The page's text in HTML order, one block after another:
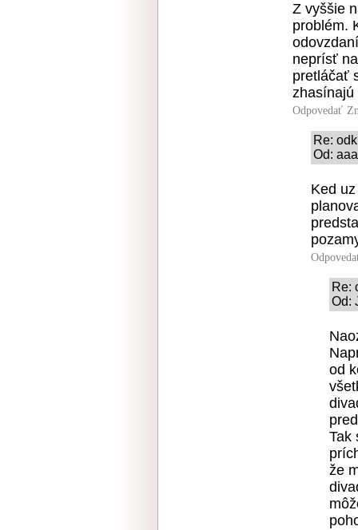
Z vyššie
problém.
neprísť
pretláčať
zhasínajú
Odpovedať
Re:
Od:
Ked
Re:
Od:
od
Tak
že